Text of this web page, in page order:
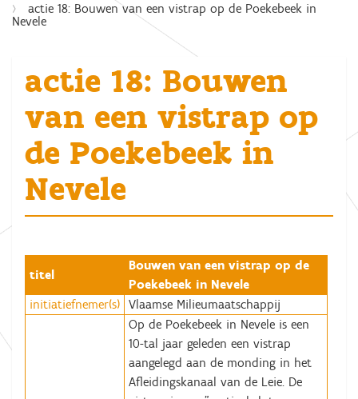
actie 18: Bouwen van een vistrap op de Poekebeek in
Nevele
actie 18: Bouwen
van een vistrap op
de Poekebeek in
Nevele
titel
Bouwen van een vistrap op de
Poekebeek in Nevele
initiatiefnemer(s) Vlaamse Milieumaatschappij
Op de Poekebeek in Nevele is een
10-tal jaar geleden een vistrap
aangelegd aan de monding in het
Afleidingskanaal van de Leie. De